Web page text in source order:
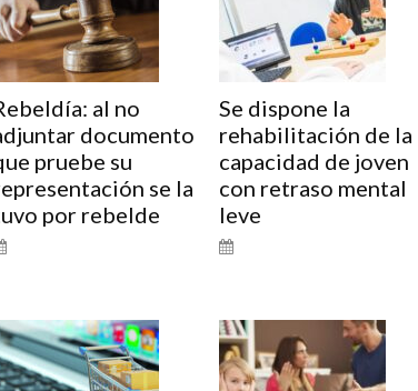
al no
documento
pruebe su
se la
por rebelde
Se dispone la
rehabilitación de la
capacidad de joven
con retraso mental
leve